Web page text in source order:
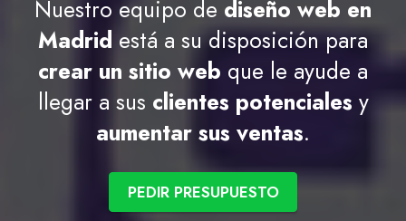
Nuestro equipo de diseño web en
Madrid está a su disposición para
crear un sitio web que le ayude a
llegar a sus clientes potenciales y
aumentar sus ventas.
PEDIR PRESUPUESTO